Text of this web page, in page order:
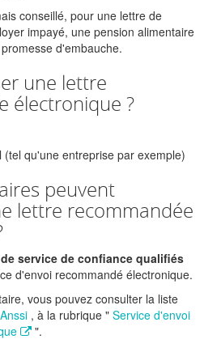
conseillé, pour une lettre de
impayé, une pension alimentaire
d'embauche.
une lettre
électronique ?
(tel qu'une entreprise par exemple)
peuvent
lettre recommandée
service de confiance qualifiés
d'envoi recommandé électronique.
vous pouvez consulter la liste
Anssi , à la rubrique " Service d'envoi
".